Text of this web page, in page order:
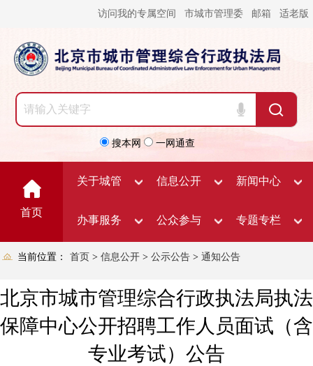
访问我的专属空间 市城市管理委 邮箱 适老版
搜本网 一网通查
首页
关于城管 信息公开 新闻中心
办事服务 公众参与 专题专栏
当前位置： 首页 > 信息公开 > 公示公告 > 通知公告
北京市城市管理综合行政执法局执法
保障中心公开招聘工作人员面试（含
专业考试）公告